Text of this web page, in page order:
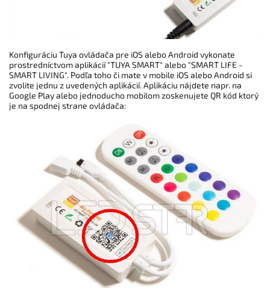
Konfiguráciu Tuya ovládača pre iOS alebo Android vykonate
prostredníctvom aplikácií "TUYA SMART" alebo "SMART LIFE -
SMART LIVING". Podľa toho či mate v mobile iOS alebo Android si
zvolite jednu z uvedených aplikácií. Aplikáciu nájdete napr. na
Google Play alebo jednoducho mobilom zoskenujete QR kód ktorý
je na spodnej strane ovládača: